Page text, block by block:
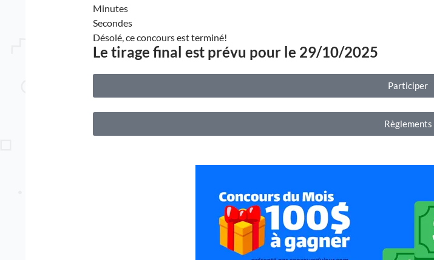
Minutes
Secondes
Désolé, ce concours est terminé!
Le tirage final est prévu pour le 29/10/2025
Participer
Règlements